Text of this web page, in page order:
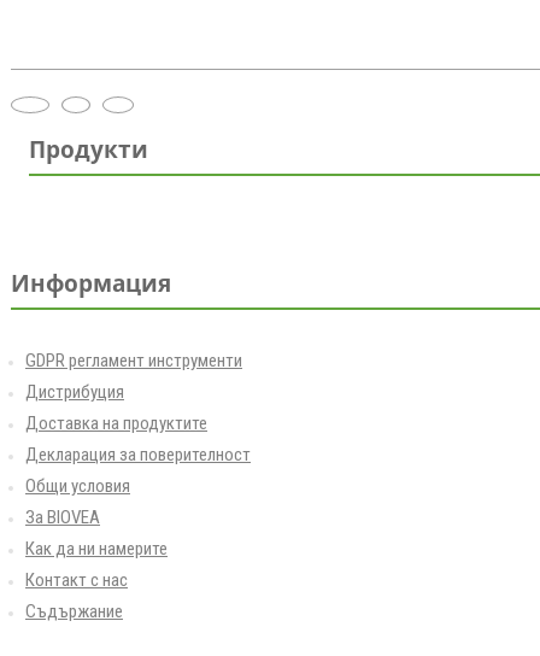
Продукти
Информация
GDPR регламент инструменти
Дистрибуция
Доставка на продуктите
Декларация за поверителност
Общи условия
За BIOVEA
Как да ни намерите
Контакт с нас
Съдържание